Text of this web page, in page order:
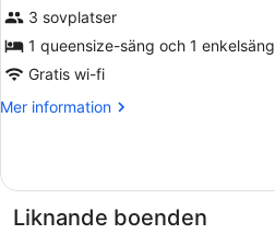
3 sovplatser
1 queensize-säng och 1 enkelsäng
Gratis wi-fi
Mer information
Mer
(3)
Liknande boenden